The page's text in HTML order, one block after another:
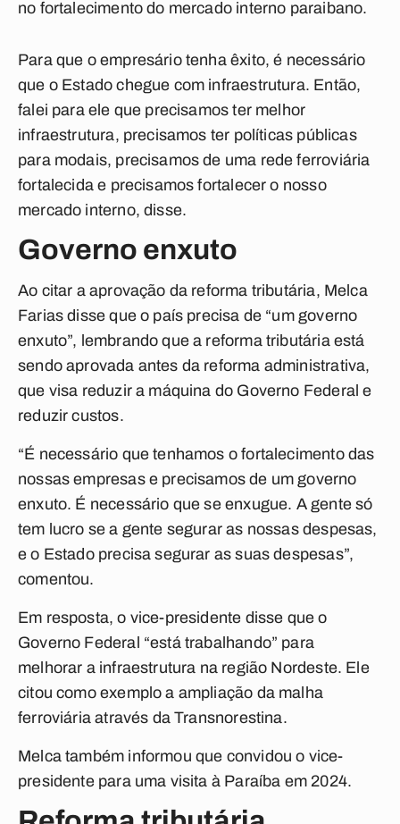
no fortalecimento do mercado interno paraibano.
Para que o empresário tenha êxito, é necessário
que o Estado chegue com infraestrutura. Então,
falei para ele que precisamos ter melhor
infraestrutura, precisamos ter políticas públicas
para modais, precisamos de uma rede ferroviária
fortalecida e precisamos fortalecer o nosso
mercado interno, disse.
Governo enxuto
Ao citar a aprovação da reforma tributária, Melca
Farias disse que o país precisa de “um governo
enxuto”, lembrando que a reforma tributária está
sendo aprovada antes da reforma administrativa,
que visa reduzir a máquina do Governo Federal e
reduzir custos.
“É necessário que tenhamos o fortalecimento das
nossas empresas e precisamos de um governo
enxuto. É necessário que se enxugue. A gente só
tem lucro se a gente segurar as nossas despesas,
e o Estado precisa segurar as suas despesas”,
comentou.
Em resposta, o vice-presidente disse que o
Governo Federal “está trabalhando” para
melhorar a infraestrutura na região Nordeste. Ele
citou como exemplo a ampliação da malha
ferroviária através da Transnorestina.
Melca também informou que convidou o vice-
presidente para uma visita à Paraíba em 2024.